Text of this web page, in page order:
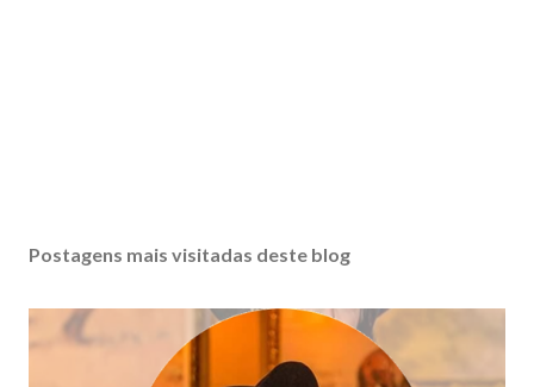
Postagens mais visitadas deste blog